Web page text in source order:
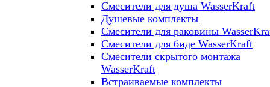
Смесители для душа WasserKraft
Душевые комплекты
Смесители для раковины
Смесители для биде WasserKraft
Смесители скрытого монтажа
WasserKraft
Встраиваемые комплекты